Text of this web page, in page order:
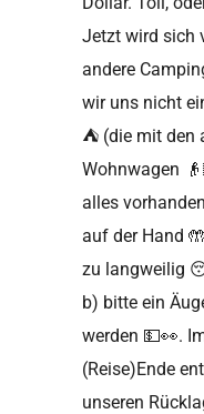
Jetzt wird sich
andere
wir uns nicht
⛺️ (die mit den
Wohnwagen
alles
auf der Hand
zu langweilig
b) bitte ein
werden 💵👀.
(Reise)Ende
unseren